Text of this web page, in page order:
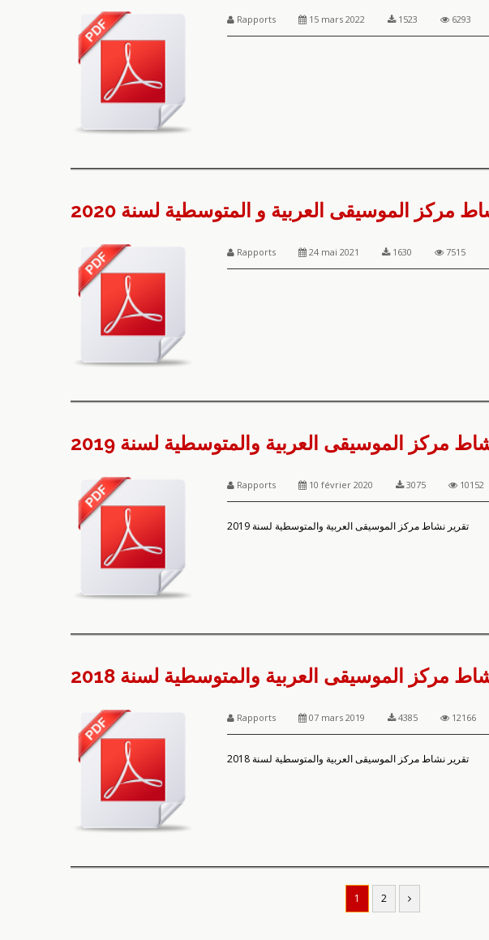
Rapports 15 mars 2022 1523 6293
مركز الموسيقى العربية و المتوسطية لسنة 2020
Rapports 24 mai 2021 1630 7515
مركز الموسيقى العربية والمتوسطية لسنة 2019
Rapports 10 février 2020 3075 10152
تقرير نشاط مركز الموسيقى العربية والمتوسطية لسنة 2019
مركز الموسيقى العربية والمتوسطية لسنة 2018
Rapports 07 mars 2019 4385 12166
تقرير نشاط مركز الموسيقى العربية والمتوسطية لسنة 2018
1 2